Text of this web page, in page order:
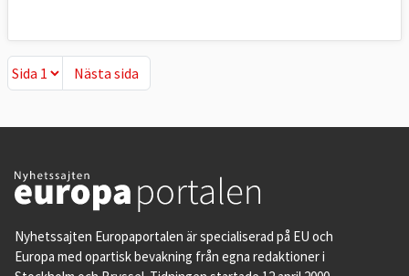
Nästa sida
Nästa sida
Nyhetssajten Europaportalen är specialiserad på EU och
Europa med opartisk bevakning från egna redaktioner i